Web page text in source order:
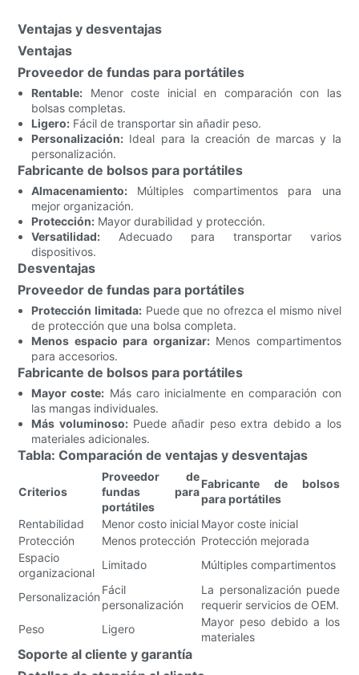
Ventajas y desventajas
Ventajas
Proveedor de fundas para portátiles
Rentable: Menor coste inicial en comparación con las
bolsas completas.
Ligero: Fácil de transportar sin añadir peso.
Personalización: Ideal para la creación de marcas y la
personalización.
Fabricante de bolsos para portátiles
Almacenamiento: Múltiples compartimentos para una
mejor organización.
Protección: Mayor durabilidad y protección.
Versatilidad: Adecuado para transportar varios
dispositivos.
Desventajas
Proveedor de fundas para portátiles
Protección limitada:Puede que no ofrezca el mismo nivel
de protección que una bolsa completa.
Menos espacio para organizar:Menos compartimentos
para accesorios.
Fabricante de bolsos para portátiles
Mayor coste: Más caro inicialmente en comparación con
las mangas individuales.
Más voluminoso:Puede añadir peso extra debido a los
materiales adicionales.
Tabla: Comparación de ventajas y desventajas
Criterios
Proveedor de
fundas para
portátiles
Fabricante de bolsos
para portátiles
Rentabilidad
Menor costo inicial Mayor coste inicial
Protección
Menos protección Protección mejorada
Espacio
organizacional
Limitado Múltiples compartimentos
Personalización
Fácil
personalización
La personalización puede
requerir servicios de OEM.
Peso
Ligero
Mayor peso debido a los
materiales
Soporte al cliente y garantía